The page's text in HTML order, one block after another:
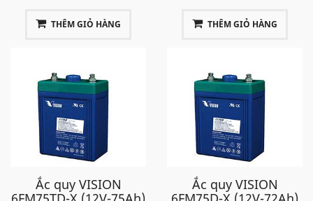
THÊM GIỎ HÀNG THÊM GIỎ HÀNG
Ắc quy VISION
Ắc quy VISION